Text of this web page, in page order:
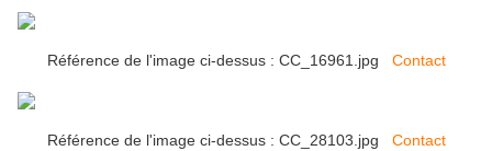
Référence de l'image ci-dessus : CC_16961.jpg Contact
Référence de l'image ci-dessus : CC_28103.jpg Contact